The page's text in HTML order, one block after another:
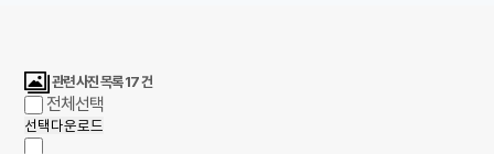
관련 사진 목록17건
전체선택
선택다운로드